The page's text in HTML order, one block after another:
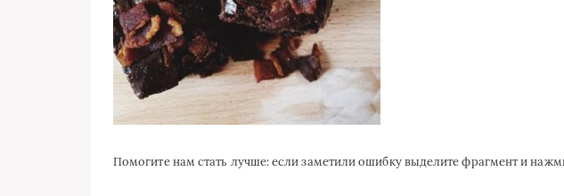
Помогите нам стать лучше: если заметили ошибку выделите фрагмент и